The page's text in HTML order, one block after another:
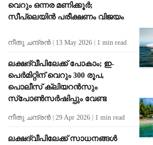
വെറും ഒന്നര മണിക്കൂർ;
സീപ്ലെയിൻ പരീക്ഷണം വിജയം
നീതു ചന്ദ്രൻ 13 May 2026 1 min read
ലക്ഷദ്വീപിലേക്ക് പോകാം; ഇ-
പെർമിറ്റിന് വെറും 300 രൂപ,
പൊലീസ് ക്ലിയറൻസും
സ്പോൺസർഷിപ്പും വേണ്ട
നീതു ചന്ദ്രൻ 29 Apr 2026 1 min read
ലക്ഷദ്വീപിലേക്ക് സാധനങ്ങൾ